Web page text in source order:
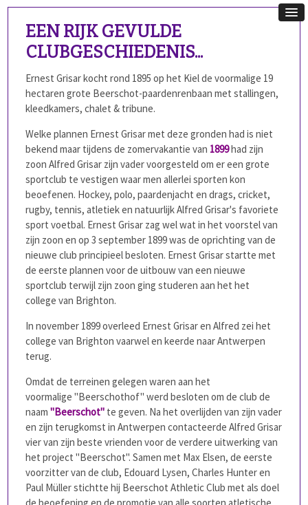
EEN RIJK GEVULDE
CLUBGESCHIEDENIS...
Ernest Grisar kocht rond 1895 op het Kiel de voormalige 19
hectaren grote Beerschot-paardenrenbaan met stallingen,
kleedkamers, chalet & tribune.
Welke plannen Ernest Grisar met deze gronden had is niet
bekend maar tijdens de zomervakantie van 1899had zijn
zoon Alfred Grisar zijn vader voorgesteld om er een grote
sportclub te vestigen waar men allerlei sporten kon
beoefenen. Hockey, polo, paardenjacht en drags, cricket,
rugby, tennis, atletiek en natuurlijk Alfred Grisar's favoriete
sport voetbal. Ernest Grisar zag wel wat in het voorstel van
zijn zoon en op 3 september 1899 was de oprichting van de
nieuwe club principieel besloten. Ernest Grisar startte met
de eerste plannen voor de uitbouw van een nieuwe
sportclub terwijl zijn zoon ging studeren aan het het
college van Brighton.
In november 1899 overleed Ernest Grisar en Alfred zei het
college van Brighton vaarwel en keerde naar Antwerpen
terug.
Omdat de terreinen gelegen waren aan het
voormalige "Beerschothof" werd besloten om de club de
naam"Beerschot" te geven. Na het overlijden van zijn vader
en zijn terugkomst in Antwerpen contacteerde Alfred Grisar
vier van zijn beste vrienden voor de verdere uitwerking van
het project "Beerschot". Samen met Max Elsen, de eerste
voorzitter van de club, Edouard Lysen, Charles Hunter en
Paul Müller stichtte hij Beerschot Athletic Club met als doel